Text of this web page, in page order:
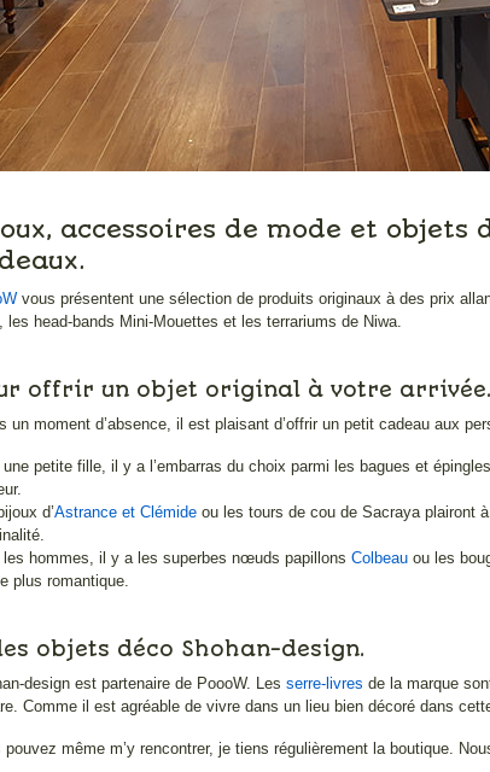
accessoires de mode et objets
vous présentent une sélection de produits originaux à des prix
les head-bands Mini-Mouettes et les terrariums de Niwa.
offrir un objet original à votre arrivée.
un moment d’absence, il est plaisant d’offrir un petit cadeau aux
une petite fille, il y a l’embarras du choix parmi les bagues et
d’Astrance et Clémide ou les tours de cou de Sacraya plairont
les hommes, il y a les superbes nœuds papillons Colbeau ou les
plus romantique.
objets déco Shohan-design.
design est partenaire de PoooW. Les serre-livres de la marque
Comme il est agréable de vivre dans un lieu bien décoré dans
pouvez même m’y rencontrer, je tiens régulièrement la boutique.